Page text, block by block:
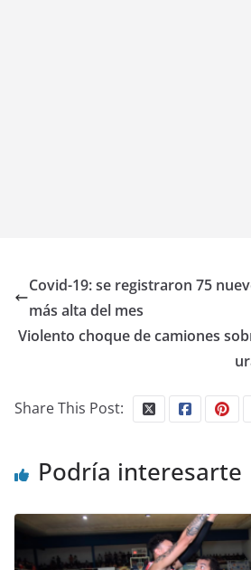
Covid-19: se registraron 75
más alta del mes
Violento choque de camiones
Share This Post:
Podría interesarte